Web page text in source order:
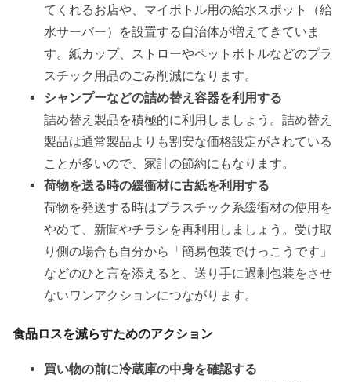
てくれるお店や、マイボトル用の給水スポット（給
水サーバー）を設置する自治体が増えてきていま
す。紙カップ、ストローやペットボトルなどのプラ
スチック用品のごみ削減になります。
シャンプーなどの詰め替え容器を利用する
詰め替え製品を積極的に利用しましょう。詰め替え
製品は通常製品よりも割安な価格設定がされている
ことが多いので、家計の節約にもなります。
荷物を送る時の緩衝材に古紙を利用する
荷物を発送する時はプラスチック系緩衝材の使用を
やめて、新聞やチラシを再利用しましょう。受け取
り側の場合も自分から「簡易包装でけっこうです」
などのひと言を添えると、送り手に過剰包装をさせ
ないワンアクションにつながります。
食品ロスを減らすためのアクション
買い物の前に冷蔵庫の中身を確認する